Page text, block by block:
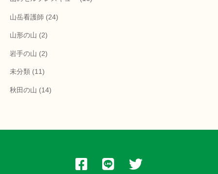
山岳看護師 (24)
山形の山 (2)
岩手の山 (2)
未分類 (11)
秋田の山 (14)